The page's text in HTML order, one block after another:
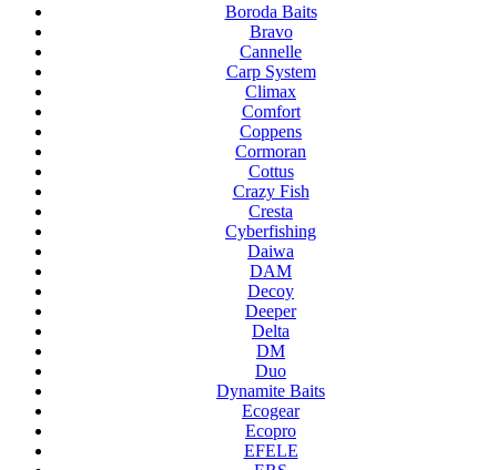
Boroda Baits
Bravo
Cannelle
Carp System
Climax
Comfort
Coppens
Cormoran
Cottus
Crazy Fish
Cresta
Cyberfishing
Daiwa
DAM
Decoy
Deeper
Delta
DM
Duo
Dynamite Baits
Ecogear
Ecopro
EFELE